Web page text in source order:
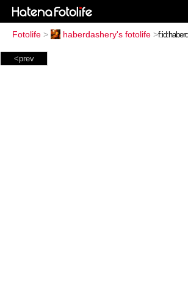
Fotolife > haberdashery's fotolife >
<prev